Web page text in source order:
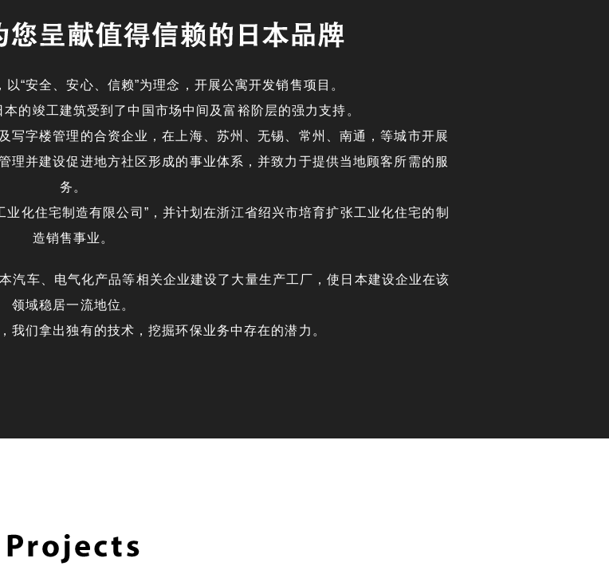
“安全、安心、信赖”为理念，开展公寓开发销售项目。
的竣工建筑受到了中国市场中间及富裕阶层的强力支持。
写字楼管理的合资企业，在上海、苏州、无锡、常州、南通，等城市开展
理并建设促进地方社区形成的事业体系，并致力于提供当地顾客所需的服
务。
化住宅制造有限公司”，并计划在浙江省绍兴市培育扩张工业化住宅的制
造销售事业。
汽车、电气化产品等相关企业建设了大量生产工厂，使日本建设企业在该
领域稳居一流地位。
我们拿出独有的技术，挖掘环保业务中存在的潜力。